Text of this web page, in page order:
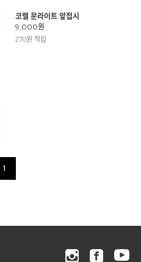
코렐 문라이트 앞접시
9,000원
270원 적립
1